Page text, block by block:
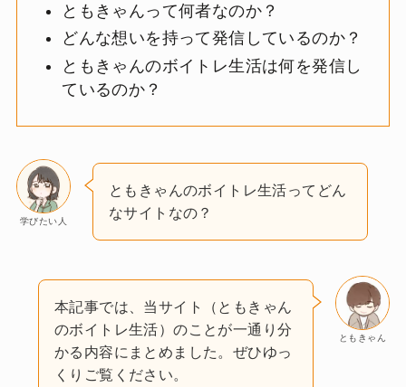
ともきゃんって何者なのか？
どんな想いを持って発信しているのか？
ともきゃんのボイトレ生活は何を発信し
ているのか？
学びたい人
ともきゃんのボイトレ生活ってどん
なサイトなの？
ともきゃん
本記事では、当サイト（ともきゃん
のボイトレ生活）のことが一通り分
かる内容にまとめました。ぜひゆっ
くりご覧ください。